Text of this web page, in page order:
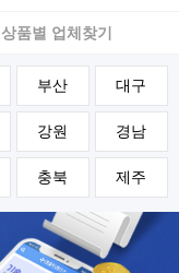
상품별 업체찾기
부산 대구
강원 경남
충북 제주